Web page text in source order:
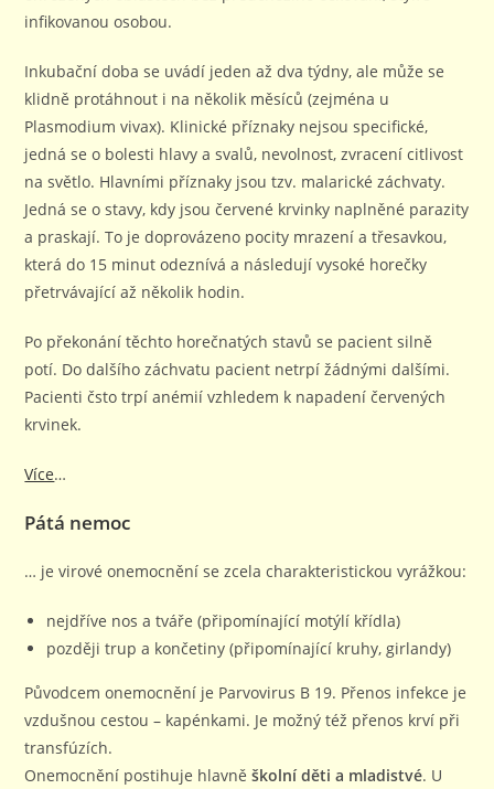
infikovanou osobou.
Inkubační doba se uvádí jeden až dva týdny, ale může se
klidně protáhnout i na několik měsíců (zejména u
Plasmodium vivax). Klinické příznaky nejsou specifické,
jedná se o bolesti hlavy a svalů, nevolnost, zvracení citlivost
na světlo. Hlavními příznaky jsou tzv. malarické záchvaty.
Jedná se o stavy, kdy jsou červené krvinky naplněné parazity
a praskají. To je doprovázeno pocity mrazení a třesavkou,
která do 15 minut odeznívá a následují vysoké horečky
přetrvávající až několik hodin.
Po překonání těchto horečnatých stavů se pacient silně
potí. Do dalšího záchvatu pacient netrpí žádnými dalšími.
Pacienti čsto trpí anémií vzhledem k napadení červených
krvinek.
Více…
Pátá nemoc
… je virové onemocnění se zcela charakteristickou vyrážkou:
nejdříve nos a tváře (připomínající motýlí křídla)
později trup a končetiny (připomínající kruhy, girlandy)
Původcem onemocnění je Parvovirus B 19. Přenos infekce je
vzdušnou cestou – kapénkami. Je možný též přenos krví při
transfúzích.
Onemocnění postihuje hlavněškolní děti a mladistvé. U